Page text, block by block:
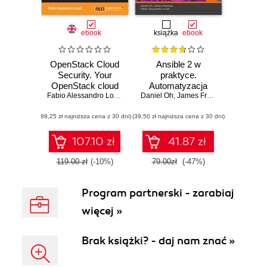
ebook
OpenStack Cloud
Security. Your
OpenStack cloud
storage contains all
computing
resources and
potentially
sensitive data –
secure it with this
Fabio Alessandro Locati
(89,25 zł najniższa cena z 30 dni)
107.10 zł
119.00 zł (-10%)
książka ebook
Ansible 2 w
praktyce.
Automatyzacja
infrastruktury,
konfiguracją i
wdrażanie aplikacji
Daniel Oh, James Freeman
(39,50 zł najniższa cena z 30 dni)
41.87 zł
79.00zł (-47%)
Program partnerski - zarabiaj
więcej »
Brak książki? - daj nam znać »